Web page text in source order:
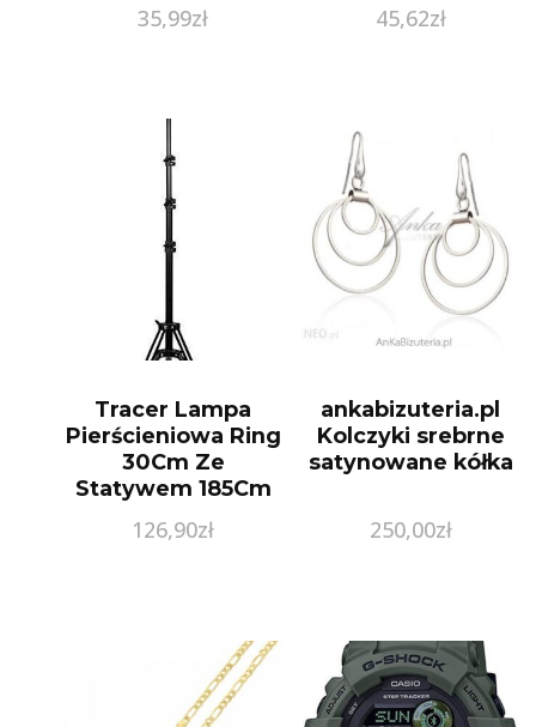
35,99zł 45,62zł
Tracer Lampa
Pierścieniowa Ring
30Cm Ze
Statywem 185Cm
126,90zł
ankabizuteria.pl
Kolczyki srebrne
satynowane kółka
250,00zł